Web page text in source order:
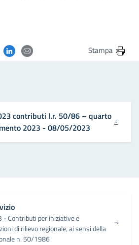
questa pagina su Facebook
Condividi questa pagina su Twitter
Condividi questa pagina su Linkedin
Condividi questa pagina via
Stampa
contributi l.r. 50/86 – quarto
2023 - 08/05/2023
- Contributi per iniziative e
di rilievo regionale, ai sensi della
n. 50/1986